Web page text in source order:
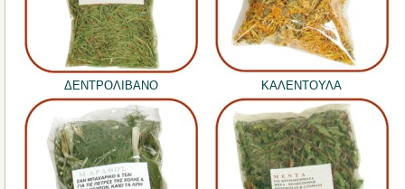
ΔΕΝΤΡΟΛΙΒΑΝΟ ΚΑΛΕΝΤΟΥΛΑ